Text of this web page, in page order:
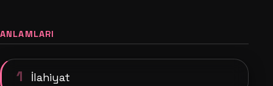
ANLAMLARI
1 İlahiyat